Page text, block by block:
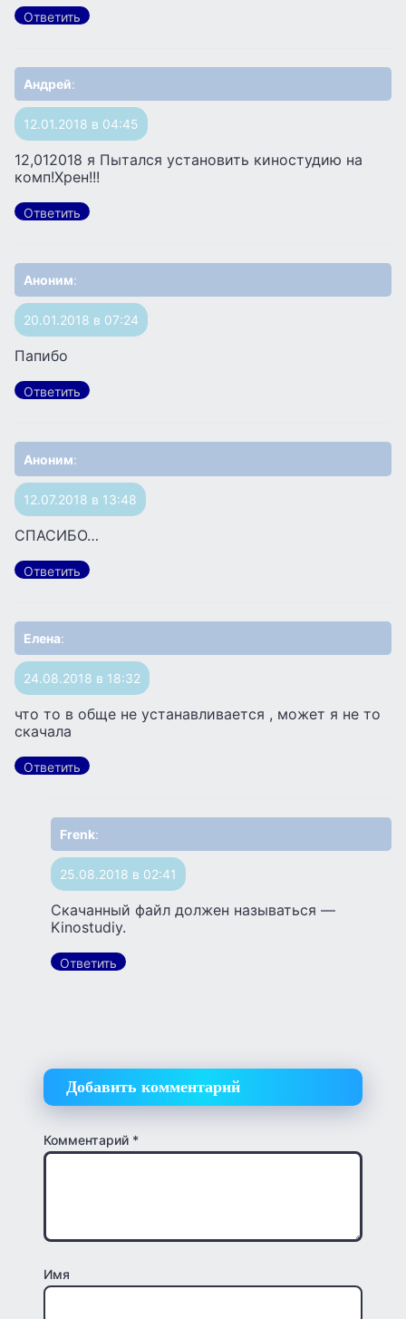
Ответить
Андрей:
12.01.2018 в 04:45
12,012018 я Пытался установить киностудию на
комп!Хрен!!!
Ответить
Аноним:
20.01.2018 в 07:24
Папибо
Ответить
Аноним:
12.07.2018 в 13:48
СПАСИБО…
Ответить
Елена:
24.08.2018 в 18:32
что то в обще не устанавливается , может я не то
скачала
Ответить
Frenk:
25.08.2018 в 02:41
Скачанный файл должен называться —
Kinostudiy.
Ответить
Добавить комментарий
Комментарий *
Имя